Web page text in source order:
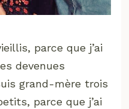
parce que j’ai
devenues
grand-mère trois
parce que j’ai